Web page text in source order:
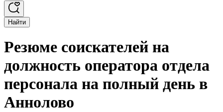
Найти
Резюме соискателей на
должность оператора отдела
персонала на полный день в
Аннолово